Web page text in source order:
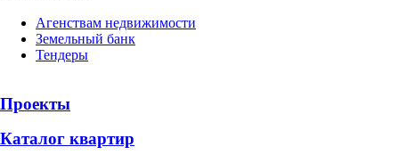
Агенствам недвижимости
Земельный банк
Тендеры
Проекты
Каталог квартир